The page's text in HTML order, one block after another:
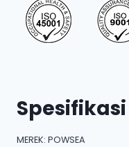
Spesifikasi
MEREK: POWSEA